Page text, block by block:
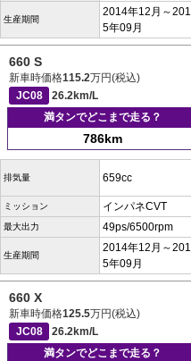
生産期間
2014年12月～201
5年09月
660 S
新車時価格115.2万円(税込)
JC08
26.2km/L
満タンでどこまで走る？
786km
排気量 659cc
ミッション インパネCVT
最大出力 49ps/6500rpm
生産期間
2014年12月～201
5年09月
660 X
新車時価格125.5万円(税込)
JC08
26.2km/L
満タンでどこまで走る？